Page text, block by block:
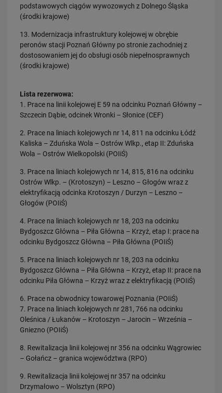
podstawowych ciągów wywozowych z Dolnego Śląska
(środki krajowe)
13. Modernizacja infrastruktury kolejowej w obrębie
peronów stacji Poznań Główny po stronie zachodniej z
dostosowaniem jej do obsługi osób niepełnosprawnych
(środki krajowe)
Lista rezerwowa:
1. Prace na linii kolejowej E 59 na odcinku Poznań Główny –
Szczecin Dąbie, odcinek Wronki – Słonice (CEF)
2. Prace na liniach kolejowych nr 14, 811 na odcinku Łódź
Kaliska – Zduńska Wola – Ostrów Wlkp., etap II: Zduńska
Wola – Ostrów Wielkopolski (POIiŚ)
3. Prace na liniach kolejowych nr 14, 815, 816 na odcinku
Ostrów Wlkp. – (Krotoszyn) – Leszno – Głogów wraz z
elektryfikacją odcinka Krotoszyn / Durzyn – Leszno –
Głogów (POIiŚ)
4. Prace na liniach kolejowych nr 18, 203 na odcinku
Bydgoszcz Główna – Piła Główna – Krzyż, etap I: prace na
odcinku Bydgoszcz Główna – Piła Główna (POIiŚ)
5. Prace na liniach kolejowych nr 18, 203 na odcinku
Bydgoszcz Główna – Piła Główna – Krzyż, etap II: prace na
odcinku Piła Główna – Krzyż wraz z elektryfikacją (POIiŚ)
6. Prace na obwodnicy towarowej Poznania (POIiŚ)
7. Prace na liniach kolejowych nr 281, 766 na odcinku
Oleśnica / Łukanów – Krotoszyn – Jarocin – Września –
Gniezno (POIiŚ)
8. Rewitalizacja linii kolejowej nr 356 na odcinku Wągrowiec
– Gołańcz – granica województwa (RPO)
9. Rewitalizacja linii kolejowej nr 357 na odcinku
Drzymałowo – Wolsztyn (RPO)
16.07.2026
Kolej wróci do Bytowa
PRZECZYTAJ
Obserwuj nas